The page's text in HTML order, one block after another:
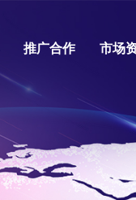
推广合作 市场